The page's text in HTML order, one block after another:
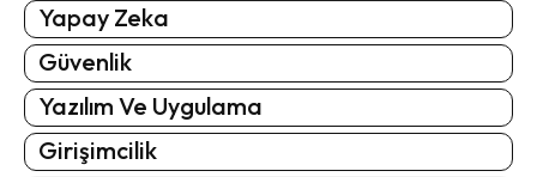
Yapay Zeka
Güvenlik
Yazılım Ve Uygulama
Girişimcilik